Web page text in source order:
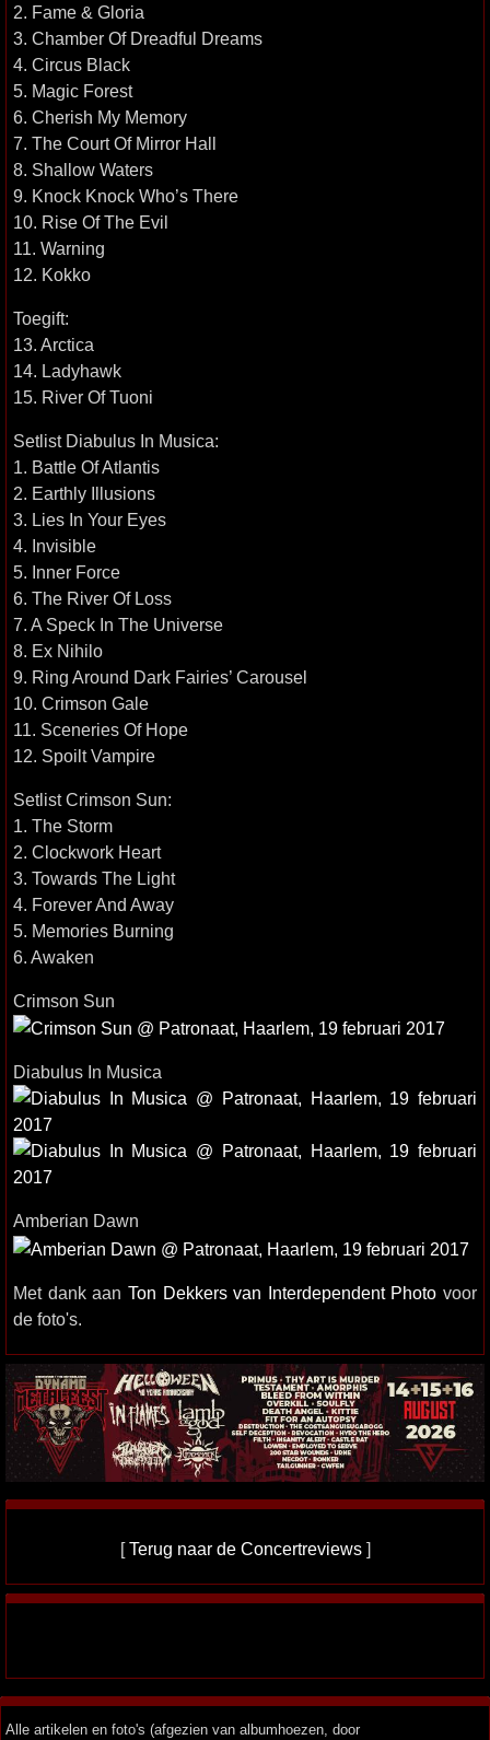
2. Fame & Gloria
3. Chamber Of Dreadful Dreams
4. Circus Black
5. Magic Forest
6. Cherish My Memory
7. The Court Of Mirror Hall
8. Shallow Waters
9. Knock Knock Who’s There
10. Rise Of The Evil
11. Warning
12. Kokko
Toegift:
13. Arctica
14. Ladyhawk
15. River Of Tuoni
Setlist Diabulus In Musica:
1. Battle Of Atlantis
2. Earthly Illusions
3. Lies In Your Eyes
4. Invisible
5. Inner Force
6. The River Of Loss
7. A Speck In The Universe
8. Ex Nihilo
9. Ring Around Dark Fairies’ Carousel
10. Crimson Gale
11. Sceneries Of Hope
12. Spoilt Vampire
Setlist Crimson Sun:
1. The Storm
2. Clockwork Heart
3. Towards The Light
4. Forever And Away
5. Memories Burning
6. Awaken
Crimson Sun
Diabulus In Musica
Amberian Dawn
Met dank aan Ton Dekkers van Interdependent Photo voor
de foto's.
[Terug naar de Concertreviews]
Alle artikelen en foto's (afgezien van albumhoezen, door